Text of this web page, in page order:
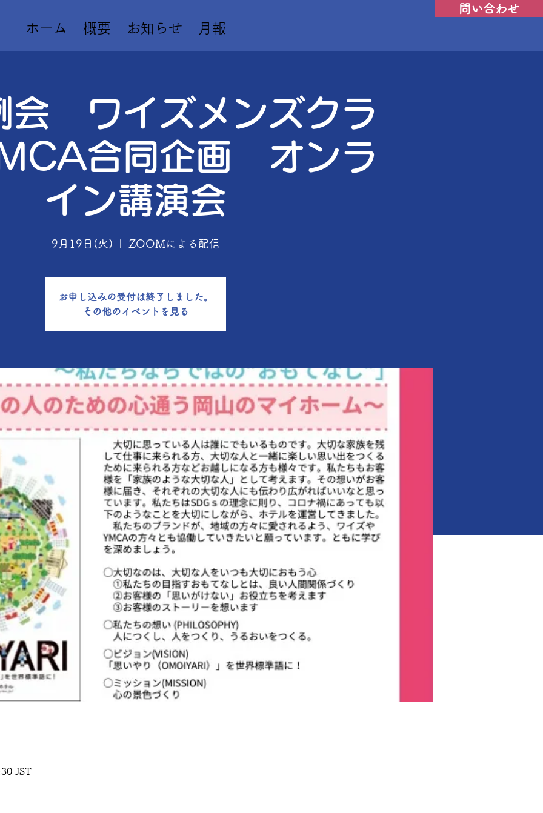
問い合わせ
ホーム 概要 お知らせ 月報
会 ワイズメンズクラ
合同企画 オンラ
イン講演会
9月19日(火) ZOOMによる配信
お申し込みの受付は終了しました。
その他のイベントを見る
JST